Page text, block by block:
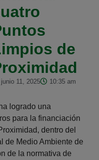
de
junio 11, 2025 10:35 am
logrado una
para la financiación
dentro del
de Medio Ambiente de
de la normativa de